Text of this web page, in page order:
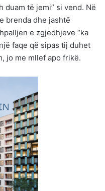
duam të jemi” si vend. Në
brenda dhe jashtë
e zgjedhjeve “ka
faqe që sipas tij duhet
jo me mllef apo frikë.